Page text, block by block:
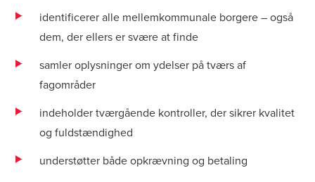
identificerer alle mellemkommunale borgere – også
dem, der ellers er svære at finde
samler oplysninger om ydelser på tværs af
fagområder
indeholder tværgående kontroller, der sikrer kvalitet
og fuldstændighed
understøtter både opkrævning og betaling